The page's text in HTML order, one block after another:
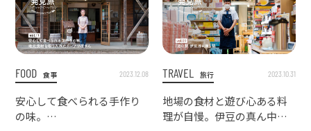
FOOD 食事 2023.12.08
安心して食べられる手作り
の味。
TRAVEL 旅行 2023.10.31
地場の食材と遊び心ある料
理が自慢。伊豆の真ん中の